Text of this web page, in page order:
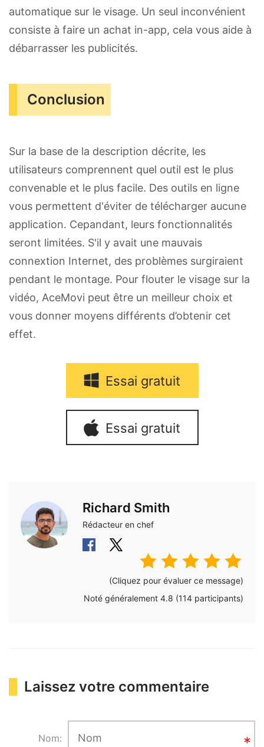
automatique sur le visage. Un seul inconvénient
consiste à faire un achat in-app, cela vous aide à
débarrasser les publicités.
Conclusion
Sur la base de la description décrite, les
utilisateurs comprennent quel outil est le plus
convenable et le plus facile. Des outils en ligne
vous permettent d'éviter de télécharger aucune
application. Cepandant, leurs fonctionnalités
seront limitées. S'il y avait une mauvais
connextion Internet, des problèmes surgiraient
pendant le montage. Pour flouter le visage sur la
vidéo, AceMovi peut être un meilleur choix et
vous donner moyens différents d’obtenir cet
effet.
Essai gratuit
Essai gratuit
Richard Smith
Rédacteur en chef
(Cliquez pour évaluer ce message)
Noté généralement 4.8 (114 participants)
Laissez votre commentaire
Nom: